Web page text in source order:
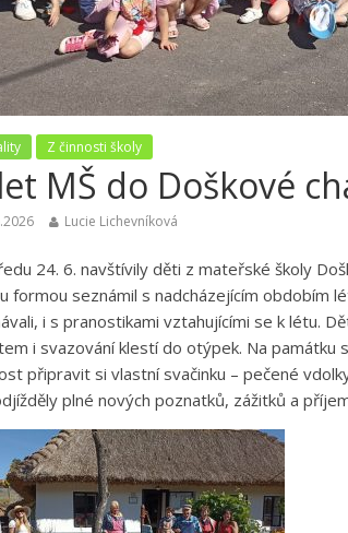
Z činnosti školy
MŠ do Doškové
Lucie Lichevníková
24. 6. navštívily děti z mateřské školy
formou seznámil s nadcházejícím obdobím
i s pranostikami vztahujícími se k létu.
i svazování klestí do otýpek. Na památku
připravit si vlastní svačinku – pečené
plné nových poznatků, zážitků a